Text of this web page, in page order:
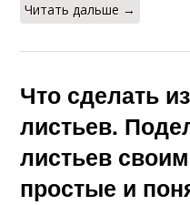
Читать дальше →
Что сделать
листьев.
листьев
простые и